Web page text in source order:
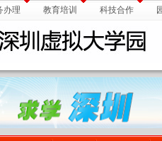
办理 教育培训 科技合作